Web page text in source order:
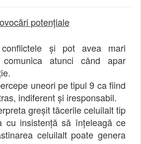
potențiale
și pot avea mari
atunci când apar
uneori pe tipul 9 ca fiind
indiferent și iresponsabil.
greșit tăcerile celuilalt tip
cu insistență să înțeleagă ce
celuilalt poate genera